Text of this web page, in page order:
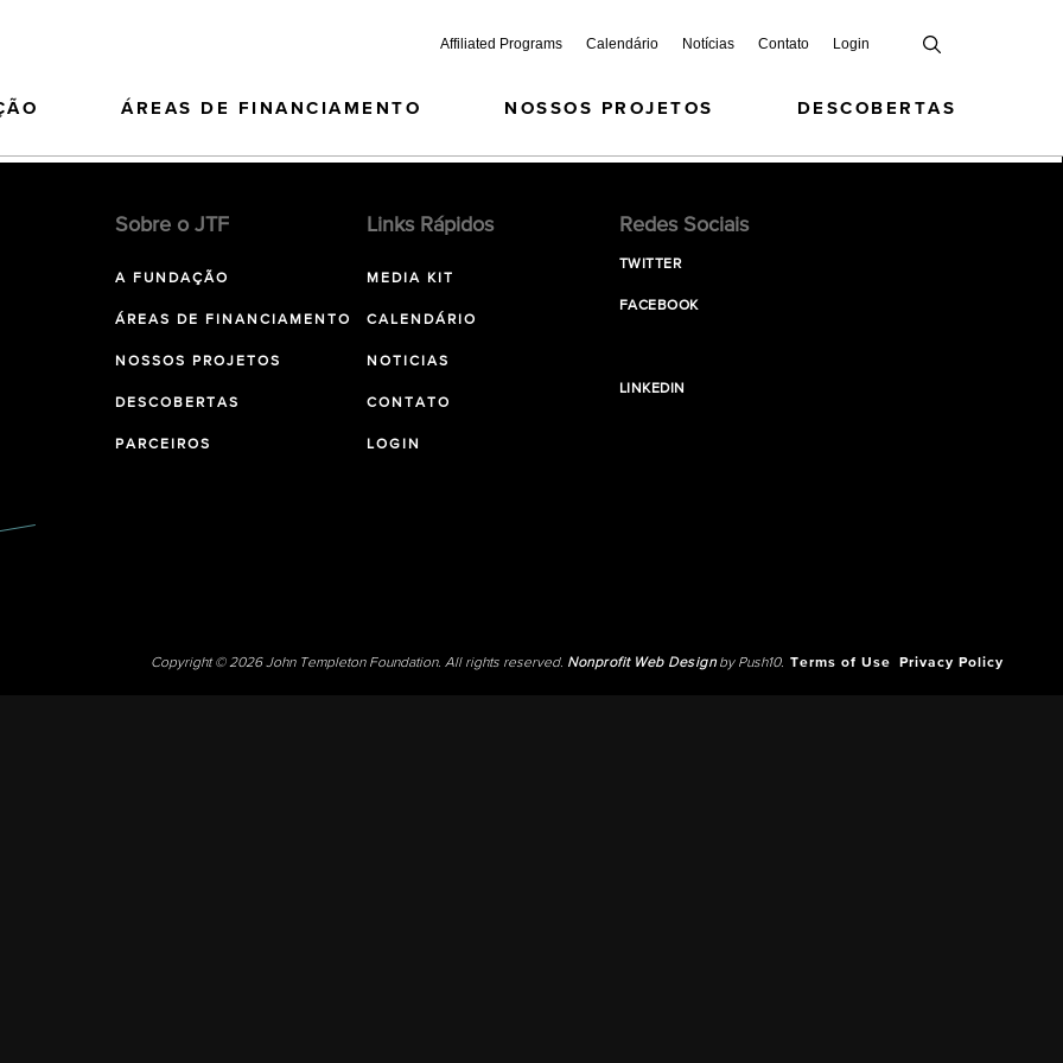
Affiliated Programs Calendário Notícias Contato Login
ÁREAS DE FINANCIAMENTO NOSSOS PROJETOS DESCOBERTAS
Sobre o JTF
A FUNDAÇÃO
ÁREAS DE FINANCIAMENTO
NOSSOS PROJETOS
DESCOBERTAS
PARCEIROS
Links Rápidos
MEDIA KIT
CALENDÁRIO
NOTICIAS
CONTATO
LOGIN
Redes Sociais
TWITTER
FACEBOOK
LINKEDIN
Copyright © 2026 John Templeton Foundation. All rights reserved. Nonprofit Web Designby Push10. Terms of Use Privacy Policy